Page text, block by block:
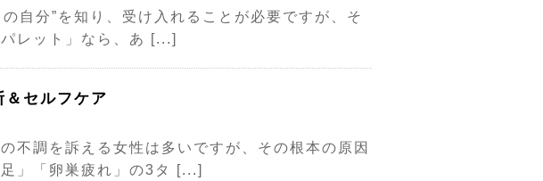
自分”を知り、受け入れることが必要ですが、そ
レット」なら、あ [...]
セルフケア
不調を訴える女性は多いですが、その根本の原因
」「卵巣疲れ」の3タ [...]